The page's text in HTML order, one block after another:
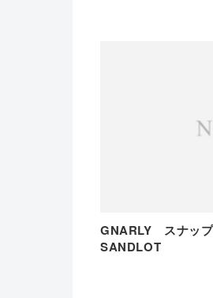
GNARLY スナッ
SANDLOT